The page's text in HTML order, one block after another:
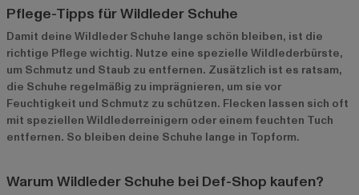
Pflege-Tipps für Wildleder Schuhe
Damit deine Wildleder Schuhe lange schön bleiben, ist die
richtige Pflege wichtig. Nutze eine spezielle Wildlederbürste,
um Schmutz und Staub zu entfernen. Zusätzlich ist es ratsam,
die Schuhe regelmäßig zu imprägnieren, um sie vor
Feuchtigkeit und Schmutz zu schützen. Flecken lassen sich oft
mit speziellen Wildlederreinigern oder einem feuchten Tuch
entfernen. So bleiben deine Schuhe lange in Topform.
Warum Wildleder Schuhe bei Def-Shop kaufen?